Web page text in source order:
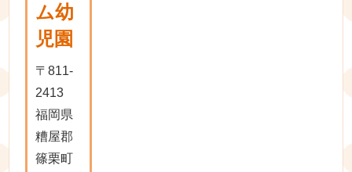
ム幼
児園
〒811-
2413
福岡県
糟屋郡
篠栗町